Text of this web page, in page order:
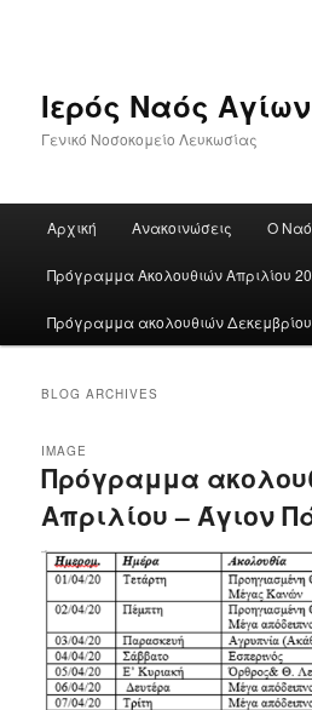
Ιερός Ναός
Γενικό Νοσοκομείο Λευκωσίας
Αρχική Ανακοινώσεις Ο
Πρόγραμμα Ακολουθιών Απριλίου
Πρόγραμμα ακολουθιών
BLOG ARCHIVES
Πρόγραμμα
Απριλίου – Άγιον
IMAGE